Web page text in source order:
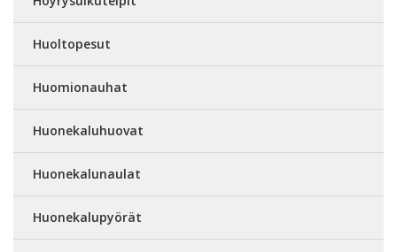
Huoltopesut
Huomionauhat
Huonekaluhuovat
Huonekalunaulat
Huonekalupyörät